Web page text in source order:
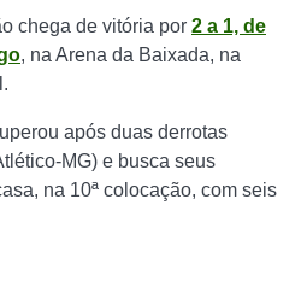
chega de vitória por 2 a 1, de
, na Arena da Baixada, na
após duas derrotas
MG) e busca seus
na 10ª colocação, com seis